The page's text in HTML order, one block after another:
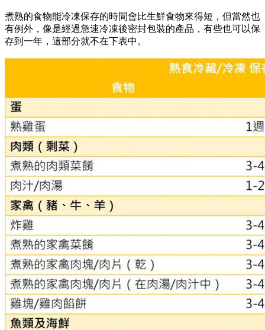
煮熟的食物能冷凍保存的時間會比生鮮食物來得短，但當然也
有例外，像是經過急速冷凍後密封包裝的產品，有些也可以保
存到一年，這部分就不在下表中。